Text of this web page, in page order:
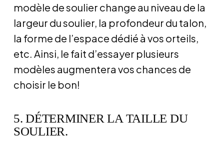
modèle de soulier change au niveau de la
largeur du soulier, la profondeur du talon,
la forme de l’espace dédié à vos orteils,
etc. Ainsi, le fait d’essayer plusieurs
modèles augmentera vos chances de
choisir le bon!
5. DÉTERMINER LA TAILLE DU
SOULIER.